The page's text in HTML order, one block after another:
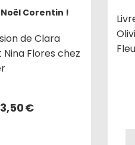
Corentin !
de Clara
Flores chez
3,50€